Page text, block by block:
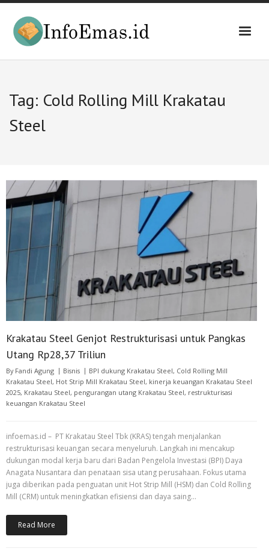
Skip
content
Tag: Cold Rolling Mill Krakatau
Steel
Krakatau Steel Genjot Restrukturisasi untuk Pangkas
Utang Rp28,37 Triliun
By Fandi Agung Bisnis BPI dukung Krakatau Steel, Cold Rolling Mill
Krakatau Steel, Hot Strip Mill Krakatau Steel, kinerja keuangan Krakatau Steel
2025, Krakatau Steel, pengurangan utang Krakatau Steel, restrukturisasi
keuangan Krakatau Steel
infoemas.id – PT Krakatau Steel Tbk (KRAS) tengah menjalankan
restrukturisasi keuangan secara menyeluruh. Langkah ini mencakup
dukungan modal kerja baru dari Badan Pengelola Investasi (BPI) Daya
Anagata Nusantara dan penataan sisa utang perusahaan. Fokus utama
juga diberikan pada penguatan unit Hot Strip Mill (HSM) dan Cold Rolling
Mill (CRM) untuk meningkatkan efisiensi dan daya saing…
Read More